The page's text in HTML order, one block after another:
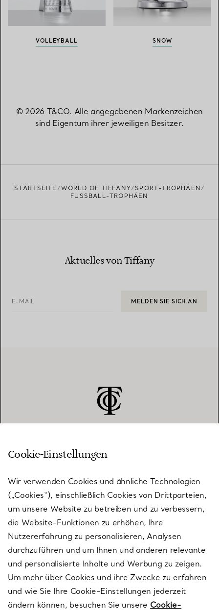
VOLLEYBALL SNOW
© 2026 T&CO. Alle angegebenen Markenzeichen
sind Eigentum ihrer jeweiligen Besitzer.
STARTSEITE WORLD OF TIFFANY
SPORT-TROPHÄEN
FUSSBALL-TROPHÄEN
Aktuelles von Tiffany
E-MAIL MELDEN SIE SICH AN
KUNDENSERVICE
SERVICES
ÜBER TIFFANY & CO.
RECHTLICHE HINWEISE
Cookie-Einstellungen
Wir verwenden Cookies und ähnliche Technologien
(„Cookies“), einschließlich Cookies von Drittparteien,
um unsere Website zu betreiben und zu verbessern,
die Website-Funktionen zu erhöhen, Ihre
Nutzererfahrung zu personalisieren, Analysen
durchzuführen und um Ihnen und anderen relevante
und personalisierte Inhalte und Werbung zu zeigen.
Um mehr über Cookies und ihre Zwecke zu erfahren
und wie Sie Ihre Cookie-Einstellungen jederzeit
ändern können, besuchen Sie unsere Cookie-